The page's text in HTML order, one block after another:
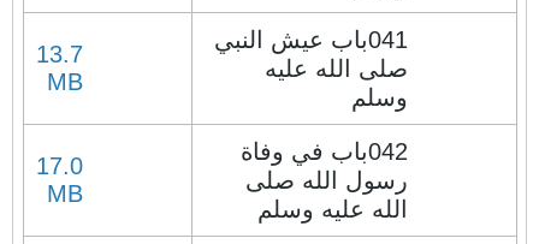
041باب عيش النبي
صلى الله عليه
وسلم
13.7
MB
042باب في وفاة
رسول الله صلى
الله عليه وسلم
17.0
MB